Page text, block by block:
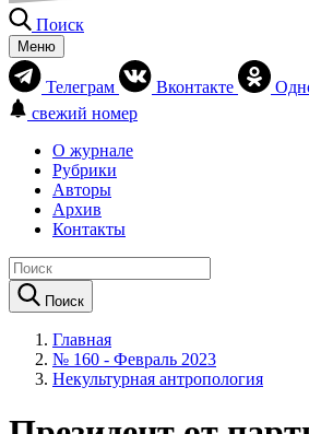
Поиск
Меню
Телеграм Вконтакте
свежий номер
О журнале
Рубрики
Авторы
Архив
Контакты
Поиск
Главная
№ 160 - Февраль 2023
Некультурная антропология